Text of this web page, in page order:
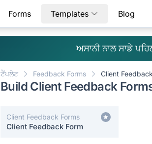
Forms Templates Blog
ਅਸਾਨੀ ਨਾਲ ਸਾਡੇ
ਟੈਂਪਲੇਟ Feedback Forms Client
Build Client Feedback
Client Feedback Forms
Client Feedback Form